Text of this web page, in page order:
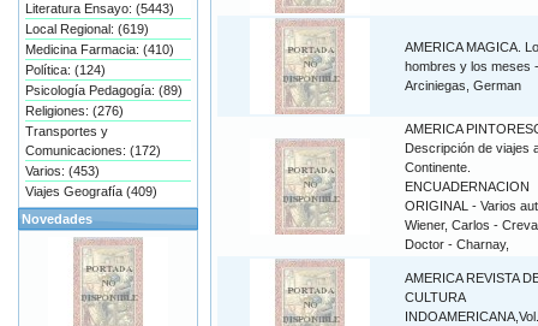
AMERICA MAGICA.
hombres y los meses -
Arciniegas, German
AMERICA
Descripción de viajes
Continente.
ENCUADERNACION
ORIGINAL - Varios
Wiener, Carlos -
Doctor - Charnay,
AMERICA REVISTA
CULTURA
Literatura Ensayo: (5443)
Local Regional: (619)
Medicina Farmacia: (410)
Política: (124)
Psicología Pedagogía: (89)
Religiones: (276)
Transportes y
Comunicaciones: (172)
Varios: (453)
Viajes Geografía (409)
Novedades